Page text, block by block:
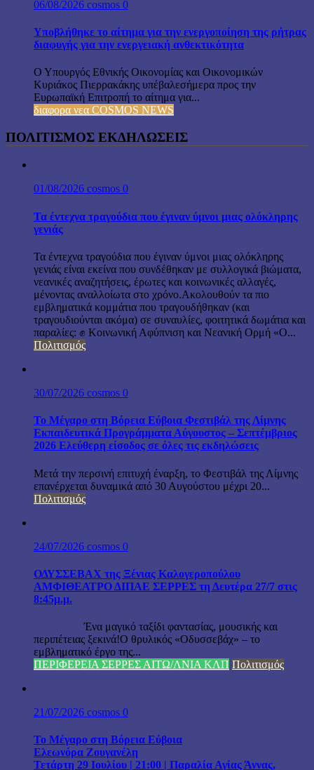
06/08/2026 cosmos 0
Υποβλήθηκε το αίτημα για την ενεργοποίηση της ρήτρας
διαφυγής για την ενεργειακή ανθεκτικότητα
Ο Υπουργός Εθνικής Οικονομίας και Οικονομικών
Κυριάκος Πιερρακάκης υπέβαλεσήμερα προς την
Ευρωπαϊκή Επιτροπή το αίτημα για...
διαφορα νεα COSMOS NEWS
ΠΟΛΙΤΙΣΜΟΣ ΕΚΔΗΛΩΣΕΙΣ
01/08/2026 cosmos 0
Τα έντεχνα τραγούδια που έγιναν ύμνοι μιας ολόκληρης
γενιάς
Τα έντεχνα τραγούδια που έγιναν ύμνοι μιας ολόκληρης
γενιάς είναι εκείνα που συνδέθηκαν με συλλογικά βιώματα,
νεανικές αναζητήσεις, έρωτες και κοινωνικές αλλαγές,
μένοντας αναλλοίωτα στο χρόνο.Ακολουθούν τα πιο
εμβληματικά κομμάτια που τραγουδήθηκαν (και
τραγουδιούνται ακόμα) σε συναυλίες, φοιτητικά δωμάτια και
παραλίες: ✊ Κοινωνική Αφύπνιση και Νεανική Ορμή «Ο...
Πολιτισμός
30/07/2026 cosmos 0
Το Μέγαρο στη Βόρεια Εύβοια Φεστιβάλ της Λίμνης
Εκπαιδευτικά Προγράμματα Αύγουστος – Σεπτέμβριος
2026 Ελεύθερη είσοδος σε όλες τις εκδηλώσεις
Μετά την περσινή επιτυχή έναρξη, το Φεστιβάλ της Λίμνης
επανέρχεται δυναμικά από 30 Αυγούστου μέχρι 20...
Πολιτισμός
24/07/2026 cosmos 0
ΟΔΥΣΣΕΒΑΧ της Ξένιας Καλογεροπούλου
ΑΜΦΙΘΕΑΤΡΟ ΔΙΠΑΕ ΣΕΡΡΕΣ τη Δευτέρα 27/7 στις
8:45μ.μ.
Ένα μαγικό ταξίδι φαντασίας, μουσικής και
περιπέτειας ξεκινά!Ο θρυλικός «Οδυσσεβάχ» – το
εμβληματικό έργο της...
ΠΕΡΙΦΕΡΕΙΑ ΣΕΡΡΕΣ ΑΙΤΩ/ΛΝΙΑ ΚΛΠ Πολιτισμός
21/07/2026 cosmos 0
Το Μέγαρο στη Βόρεια Εύβοια
Ελεωνόρα Ζουγανέλη
Τετάρτη 29 Ιουλίου | 21:00 | Παραλία Αγίας Άννας,